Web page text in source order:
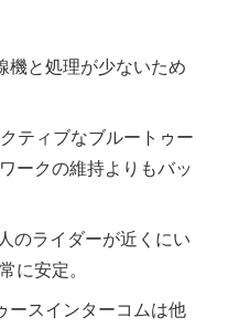
と処理が少ないため
ティブなブルートゥー
ークの維持よりもバッ
のライダーが近くにい
に安定。
スインターコムは他